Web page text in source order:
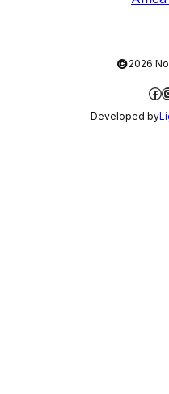
©2026
Developed by